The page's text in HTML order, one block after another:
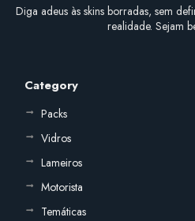
Diga adeus às skins borradas, sem
realidade. Sejam
Category
Packs
Vidros
Lameiros
Motorista
Temáticas